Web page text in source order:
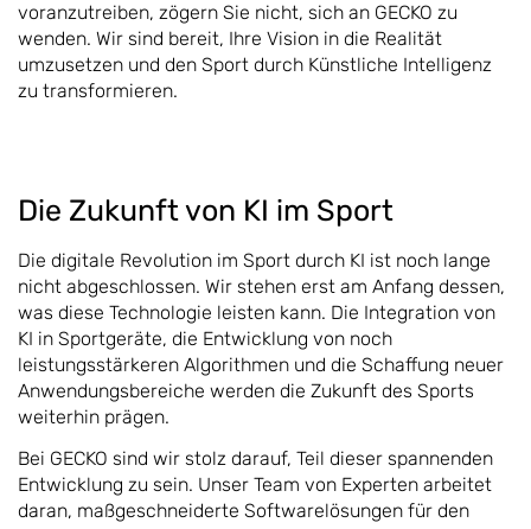
voranzutreiben, zögern Sie nicht, sich an GECKO zu
wenden. Wir sind bereit, Ihre Vision in die Realität
umzusetzen und den Sport durch Künstliche Intelligenz
zu transformieren.
Die Zukunft von KI im Sport
Die digitale Revolution im Sport durch KI ist noch lange
nicht abgeschlossen. Wir stehen erst am Anfang dessen,
was diese Technologie leisten kann. Die Integration von
KI in Sportgeräte, die Entwicklung von noch
leistungsstärkeren Algorithmen und die Schaffung neuer
Anwendungsbereiche werden die Zukunft des Sports
weiterhin prägen.
Bei GECKO sind wir stolz darauf, Teil dieser spannenden
Entwicklung zu sein. Unser Team von Experten arbeitet
daran, maßgeschneiderte Softwarelösungen für den